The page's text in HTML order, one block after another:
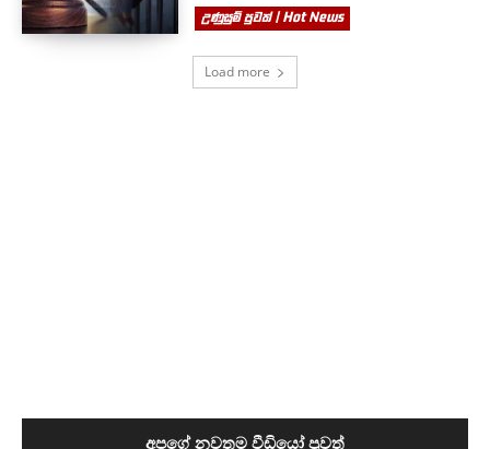
උණුසුම් පුවත් | Hot News
Load more
අපගේ නවතම වීඩියෝ පුවත්